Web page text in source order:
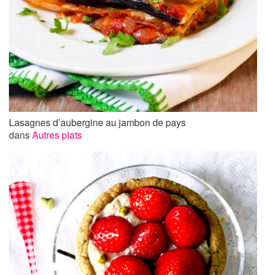
Lasagnes d’aubergine au jambon de pays
dansAutres plats